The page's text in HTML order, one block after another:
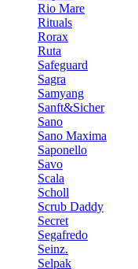
Rio Mare
Rituals
Rorax
Ruta
Safeguard
Sagra
Samyang
Sanft&Sicher
Sano
Sano Maxima
Saponello
Savo
Scala
Scholl
Scrub Daddy
Secret
Segafredo
Seinz.
Selpak